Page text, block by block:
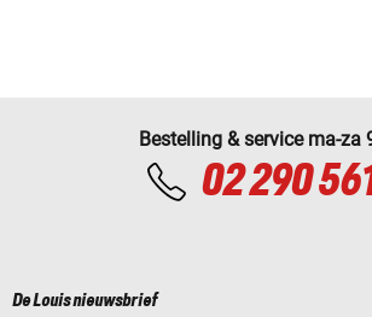
Bestelling & service ma-za
02 290
De Louis nieuwsbrief